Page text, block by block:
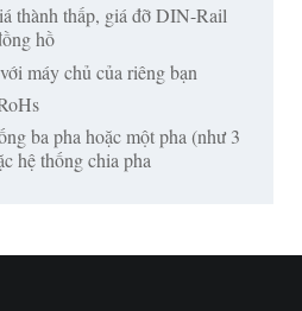
thành thấp, giá đỡ DIN-Rail
hồ
máy chủ của riêng bạn
ba pha hoặc một pha (như 3
hệ thống chia pha